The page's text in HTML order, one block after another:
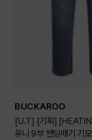
BUCKAROO
[U.T] [기획]
유니 9부 밴딩배기 기모